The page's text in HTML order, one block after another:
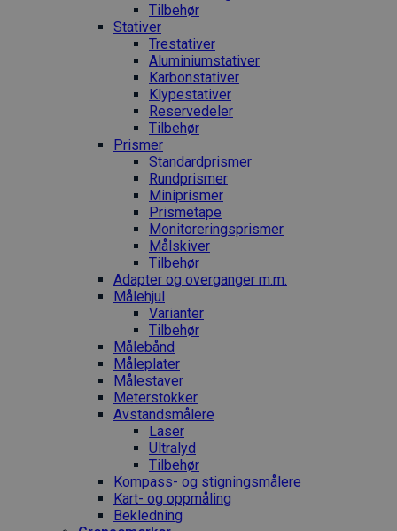
Tilbehør
Stativer
Trestativer
Aluminiumstativer
Karbonstativer
Klypestativer
Reservedeler
Tilbehør
Prismer
Standardprismer
Rundprismer
Miniprismer
Prismetape
Monitoreringsprismer
Målskiver
Tilbehør
Adapter og overganger m.m.
Målehjul
Varianter
Tilbehør
Målebånd
Måleplater
Målestaver
Meterstokker
Avstandsmålere
Laser
Ultralyd
Tilbehør
Kompass- og stigningsmålere
Kart- og oppmåling
Bekledning